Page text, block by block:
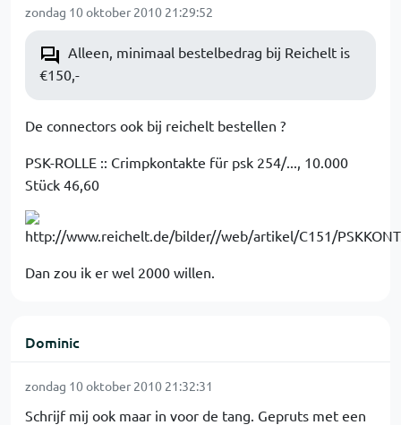
zondag 10 oktober 2010 21:29:52
Alleen, minimaal bestelbedrag bij Reichelt is
€150,-
De connectors ook bij reichelt bestellen ?
PSK-ROLLE :: Crimpkontakte für psk 254/..., 10.000
Stück 46,60
Dan zou ik er wel 2000 willen.
Dominic
zondag 10 oktober 2010 21:32:31
Schrijf mij ook maar in voor de tang. Gepruts met een